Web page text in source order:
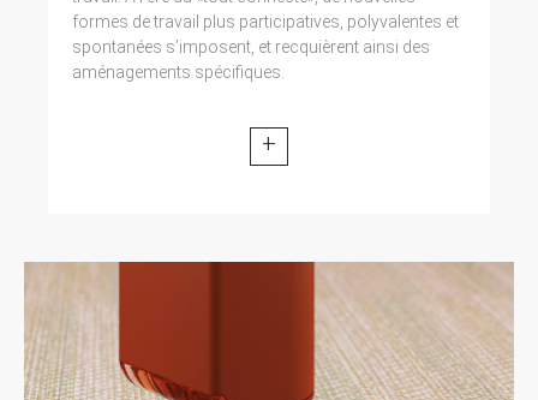
formes de travail plus participatives, polyvalentes et
spontanées s’imposent, et recquièrent ainsi des
aménagements spécifiques.
+